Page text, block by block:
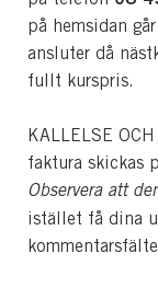
på hemsidan
ansluter då
fullt kurspris.
KALLELSE
faktura skickas
Observera att
istället få dina